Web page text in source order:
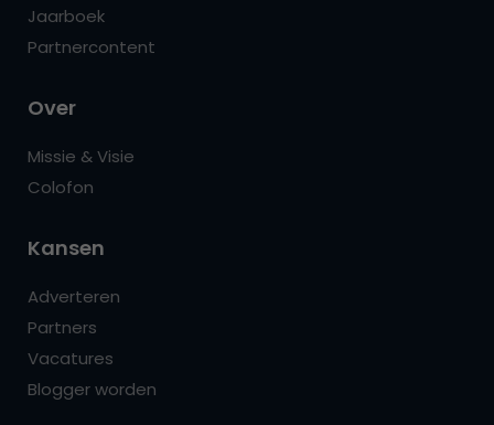
Jaarboek
Partnercontent
Over
Missie & Visie
Colofon
Kansen
Adverteren
Partners
Vacatures
Blogger worden